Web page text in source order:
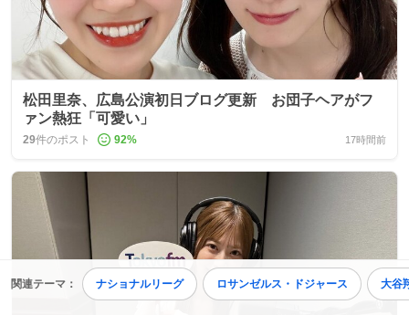
関連テーマ： ナショナルリーグ ロサンゼルス・ドジャース 大谷
松田里奈、広島公演初日ブログ更新 お団子ヘアがフ
ァン熱狂「可愛い」
29件のポスト 92% 17時間前